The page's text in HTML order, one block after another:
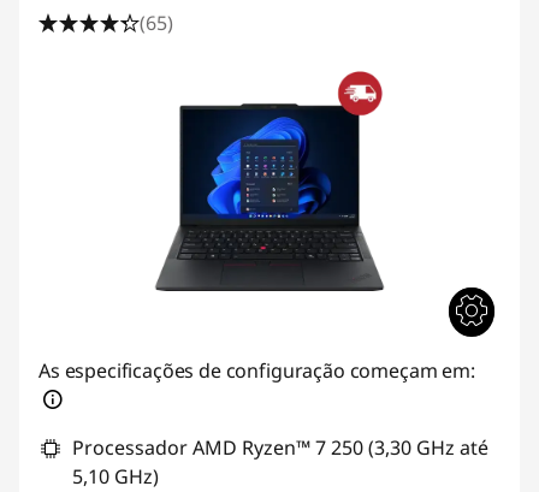
(65)
As especificações de configuração começam em:
Processador AMD Ryzen™ 7 250 (3,30 GHz até
5,10 GHz)